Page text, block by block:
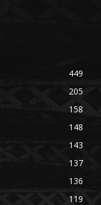
449
205
158
148
143
137
136
119